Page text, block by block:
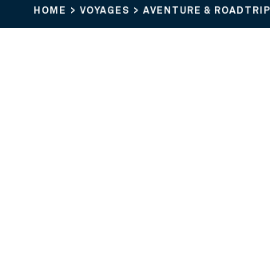
HOME VOYAGES AVENTURE & ROADTRIP